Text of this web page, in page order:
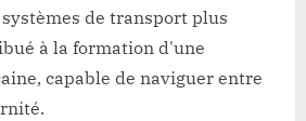
de transport plus
à la formation d'une
capable de naviguer entre